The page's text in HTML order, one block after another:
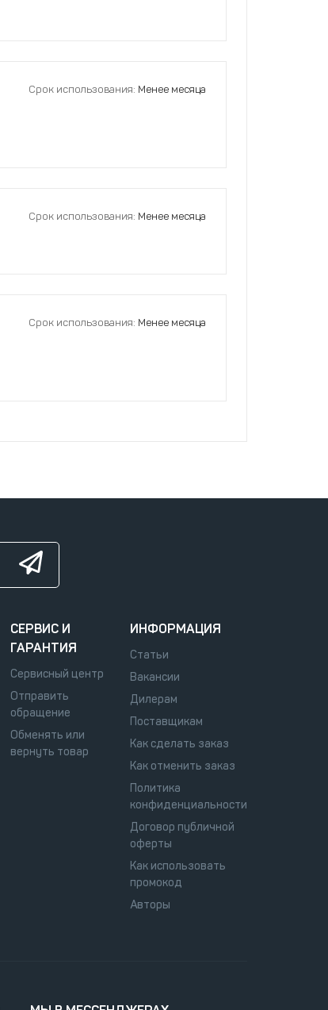
Срок использования: Менее месяца
Срок использования: Менее месяца
Срок использования: Менее месяца
СЕРВИС И
ГАРАНТИЯ
Сервисный центр
Отправить
обращение
Обменять или
вернуть товар
ИНФОРМАЦИЯ
Статьи
Вакансии
Дилерам
Поставщикам
Как сделать заказ
Как отменить заказ
Политика
конфиденциальности
Договор публичной
оферты
Как использовать
промокод
Авторы